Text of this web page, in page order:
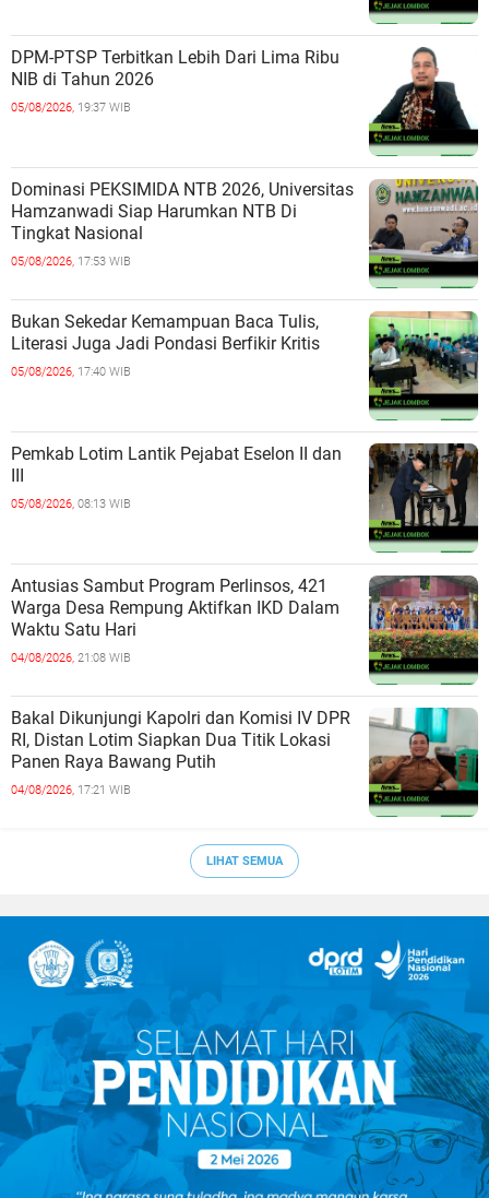
DPM-PTSP Terbitkan Lebih Dari Lima Ribu
NIB di Tahun 2026
05/08/2026, 19:37 WIB
Dominasi PEKSIMIDA NTB 2026, Universitas
Hamzanwadi Siap Harumkan NTB Di
Tingkat Nasional
05/08/2026, 17:53 WIB
Bukan Sekedar Kemampuan Baca Tulis,
Literasi Juga Jadi Pondasi Berfikir Kritis
05/08/2026, 17:40 WIB
Pemkab Lotim Lantik Pejabat Eselon II dan
III
05/08/2026, 08:13 WIB
Antusias Sambut Program Perlinsos, 421
Warga Desa Rempung Aktifkan IKD Dalam
Waktu Satu Hari
04/08/2026, 21:08 WIB
Bakal Dikunjungi Kapolri dan Komisi IV DPR
RI, Distan Lotim Siapkan Dua Titik Lokasi
Panen Raya Bawang Putih
04/08/2026, 17:21 WIB
LIHAT SEMUA